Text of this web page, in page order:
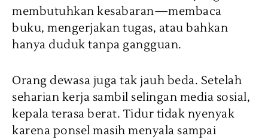
membutuhkan kesabaran—membaca
buku, mengerjakan tugas, atau bahkan
hanya duduk tanpa gangguan.
Orang dewasa juga tak jauh beda. Setelah
seharian kerja sambil selingan media sosial,
kepala terasa berat. Tidur tidak nyenyak
karena ponsel masih menyala sampai